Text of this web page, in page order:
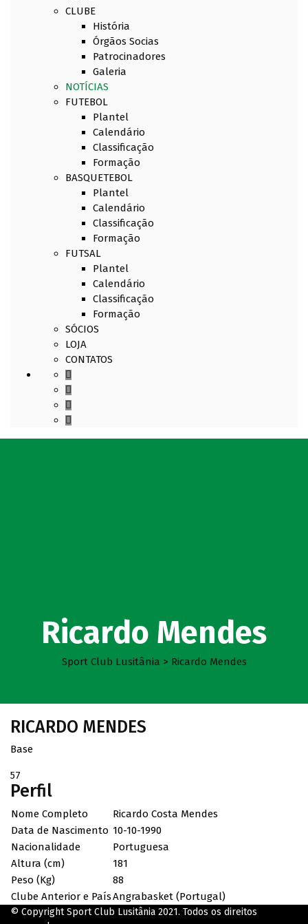
CLUBE
História
Órgãos Socias
Patrocinadores
Galeria
NOTÍCIAS
FUTEBOL
Plantel
Calendário
Classificação
Formação
BASQUETEBOL
Plantel
Calendário
Classificação
Formação
FUTSAL
Plantel
Calendário
Classificação
Formação
SÓCIOS
LOJA
CONTATOS
Ricardo Mendes
Sport Club Lusitânia > Ricardo Mendes
RICARDO MENDES
Base
57
Perfil
Nome Completo
Ricardo Costa Mendes
Data de Nascimento 10-10-1990
Nacionalidade
Portuguesa
Altura (cm)
181
Peso (Kg)
88
Clube Anterior e PaísAngrabasket (Portugal)
© Copyright Sport Club Lusitânia 2021. Todos os direitos